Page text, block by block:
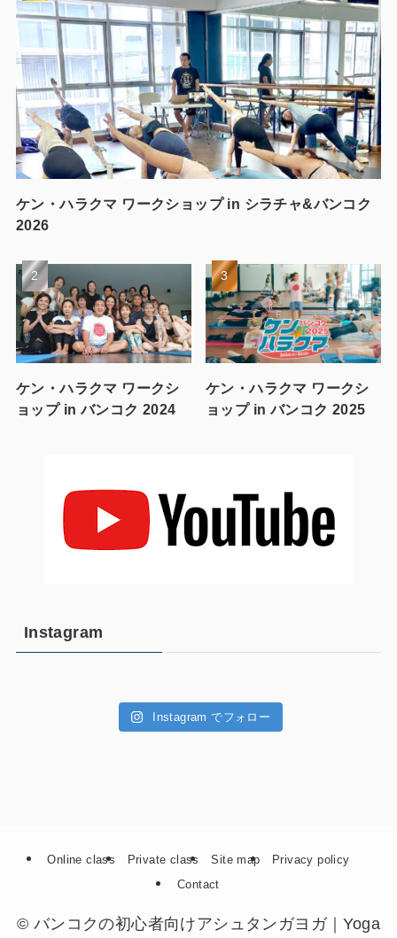
ケン・ハラクマ ワークショップ in シラチャ&バンコク
2026
ケン・ハラクマ ワークシ
ョップ in バンコク 2024
ケン・ハラクマ ワークシ
ョップ in バンコク 2025
Instagram
Instagram でフォロー
Online class Private class Site map
Privacy policy
Contact
© バンコクの初心者向けアシュタンガヨガ｜Yoga